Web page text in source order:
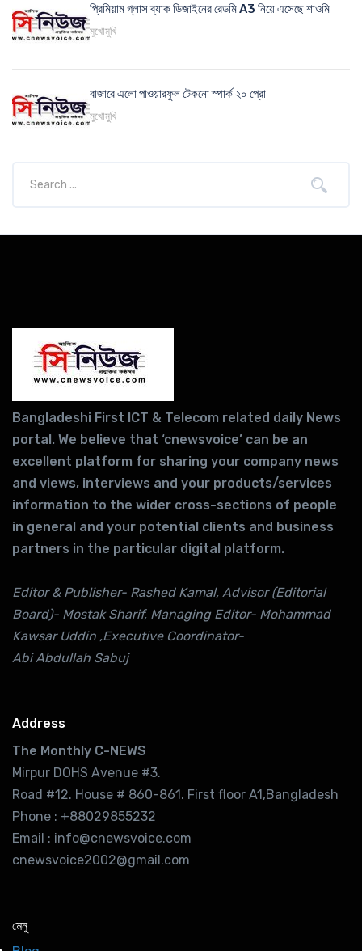
প্রিমিয়াম গ্লাস ব্যাক ডিজাইনের রেডমি A3 নিয়ে এসেছে শাওমি
মুখোমুখি
বাজারে এলো পাওয়ারফুল টেকনো স্পার্ক ২০ প্রো
মুখোমুখি
Bangladeshi First ICT & Telecom related daily News
portal. We believe that ‘cnewsvoice’ can be an
excellent platform for sharing your company news
and views, interviews and your products/services
information to the wider cross-sections of people
in general and your potential clients and business
partners in the particular digital platform.
Editor & Publisher- Rashed Kamal, Advisor (Editorial
Board)- Mostak Sharif, Managing Editor- Mohammad
Kawsar Uddin ,Executive Coordinator-
Abi Abdullah Sabuj
Address
The Monthly C-NEWS
Mirpur DOHS Avenue #3.
Road #12. House # 860-861. First floor A1,Bangladesh
Phone : +88029855232
Email : info@cnewsvoice.com
cnewsvoice2002@gmail.com
মেনু